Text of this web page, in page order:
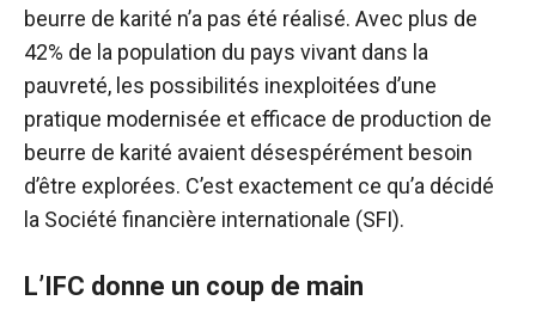
beurre de karité n’a pas été réalisé. Avec plus de
42% de la population du pays vivant dans la
pauvreté, les possibilités inexploitées d’une
pratique modernisée et efficace de production de
beurre de karité avaient désespérément besoin
d’être explorées. C’est exactement ce qu’a décidé
la Société financière internationale (SFI).
L’IFC donne un coup de main